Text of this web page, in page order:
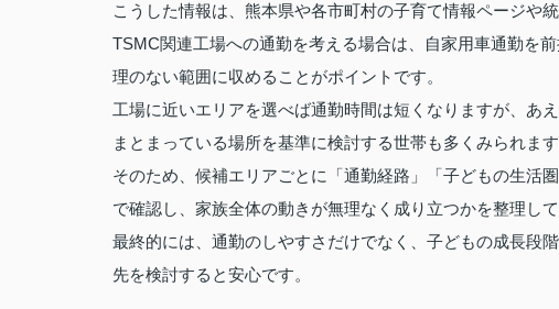
こうした情報は、熊本県や各市町村の子育て情報ページや
TSMC関連工場への通勤を考える場合は、自家用車通勤を
理のない範囲に収めることがポイントです。
工場に近いエリアを選べば通勤時間は短くなりますが、あ
まとまっている場所を基準に検討する世帯も多くみられます
そのため、候補エリアごとに「通勤経路」「子どもの生活
で確認し、家族全体の動きが無理なく成り立つかを整理し
最終的には、通勤のしやすさだけでなく、子どもの成長段
先を検討すると安心です。